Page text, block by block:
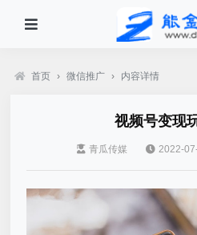
首页 › 微信推广 › 内容详情
视频号变现
青瓜传媒 2022-